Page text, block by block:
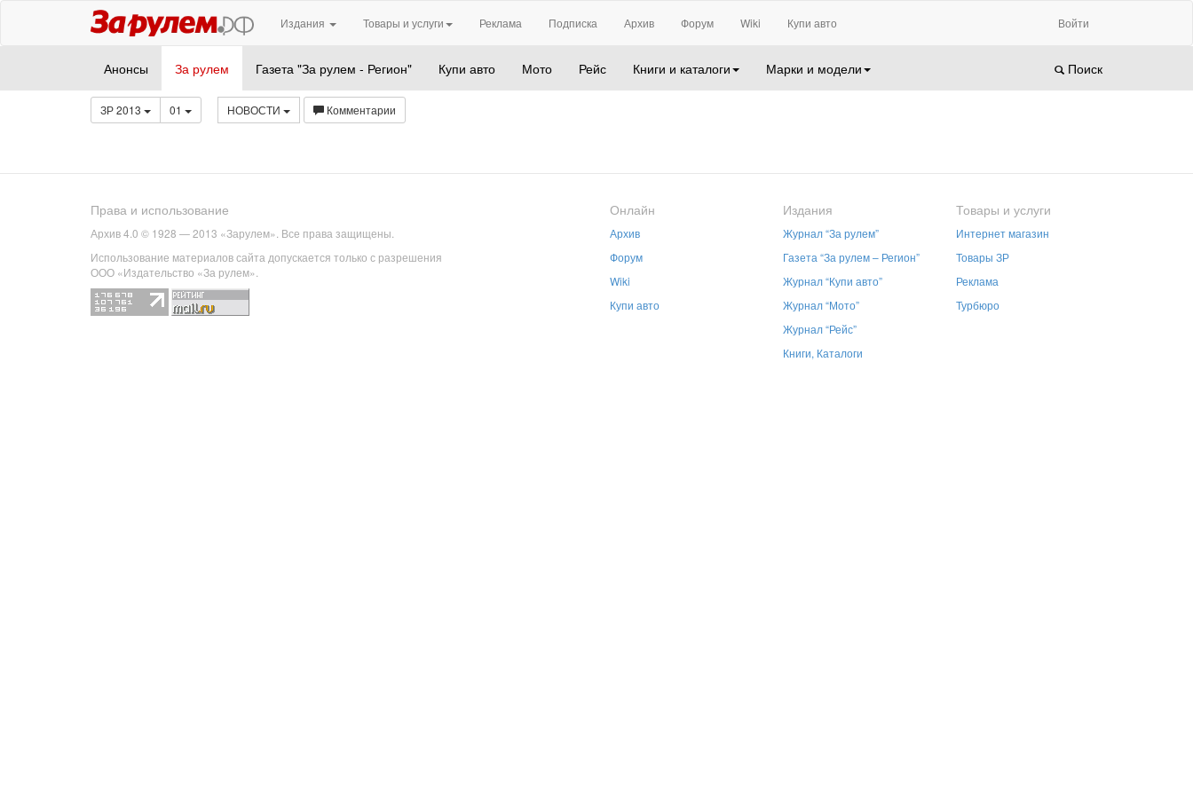
Издания Товары и услуги Реклама Подписка Архив Форум Wiki Купи авто Войти
Анонсы За рулем Газета "За рулем - Регион" Купи авто Мото Рейс Книги и каталоги Марки и модели Поиск
ЗР 2013 01 НОВОСТИ Комментарии
Права и использование
Архив 4.0 © 1928 — 2013 «Зарулем». Все права защищены.
Использование материалов сайта допускается только с разрешения
ООО «Издательство «За рулем».
Онлайн
Архив
Форум
Wiki
Купи авто
Издания
Журнал “За рулем”
Газета “За рулем – Регион”
Журнал “Купи авто”
Журнал “Мото”
Журнал “Рейс”
Книги, Каталоги
Товары и услуги
Интернет магазин
Товары ЗР
Реклама
Турбюро